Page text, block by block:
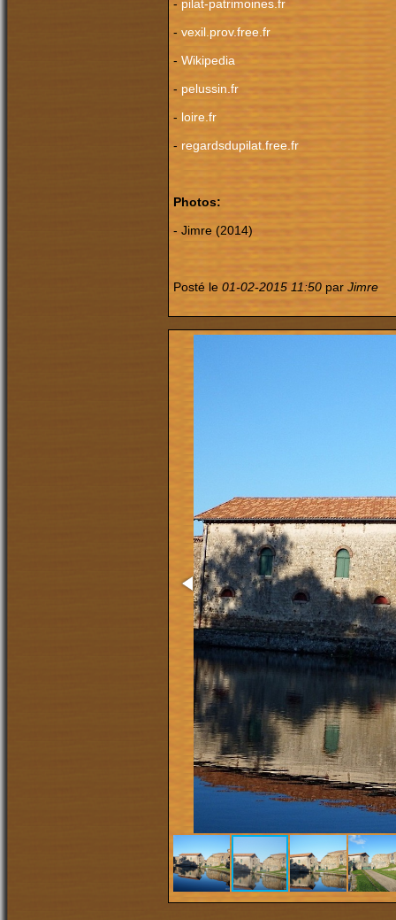
- pilat-patrimoines.fr
- vexil.prov.free.fr
- Wikipedia
- pelussin.fr
- loire.fr
- regardsdupilat.free.fr
Photos:
- Jimre (2014)
Posté le 01-02-2015 11:50 par Jimre